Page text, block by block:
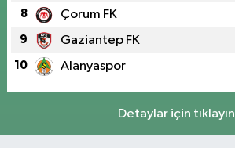
8 Çorum FK
9 Gaziantep FK
10 Alanyaspor
Detaylar için tıklayın